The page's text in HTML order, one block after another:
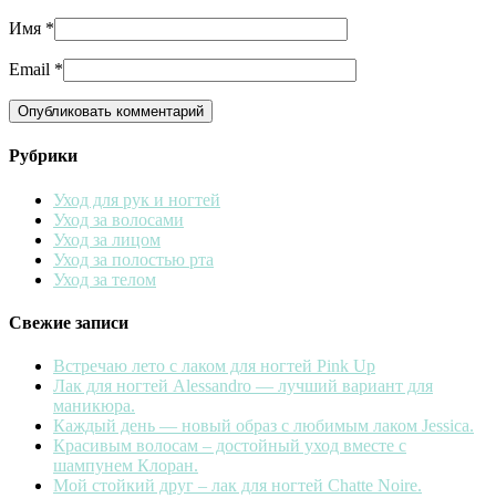
Имя *
Email *
Рубрики
Уход для рук и ногтей
Уход за волосами
Уход за лицом
Уход за полостью рта
Уход за телом
Свежие записи
Встречаю лето с лаком для ногтей Pink Up
Лак для ногтей Alessandro — лучший вариант для
маникюра.
Каждый день — новый образ с любимым лаком Jessica.
Красивым волосам – достойный уход вместе с
шампунем Клоран.
Мой стойкий друг – лак для ногтей Chatte Noire.